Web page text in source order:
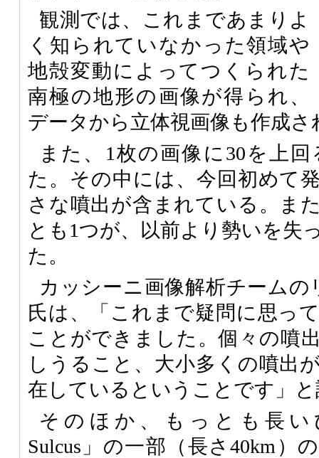
観測では、これまであまりよ
く知られていなかった領域や
地殻変動によってつくられた
南極の地形の画像が得られ、
データから立体視画像も作成さ
また、1枚の画像に30を上
た。その中には、今回初めて
さな噴出が含まれている。ま
とも1つが、以前より勢いを失
た。
カッシーニ画像解析チームの
氏は、「これまで疑問に思っ
ことができました。個々の噴
しうること、大小多くの噴出
在しているということです」
そのほか、もっとも長い
Sulcus」の一部（長さ40km）